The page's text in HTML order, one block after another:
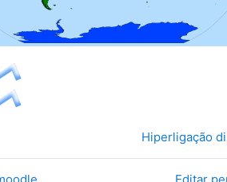
Hiperligação
Editar